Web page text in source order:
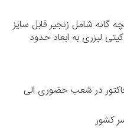
گانه شامل زنجیر قابل سایز
از حدود 12.5 تا 15 و کیتی لیزری به ابعاد حدود
از تاریخ فاکتور در شعب حضوری الی
کشور